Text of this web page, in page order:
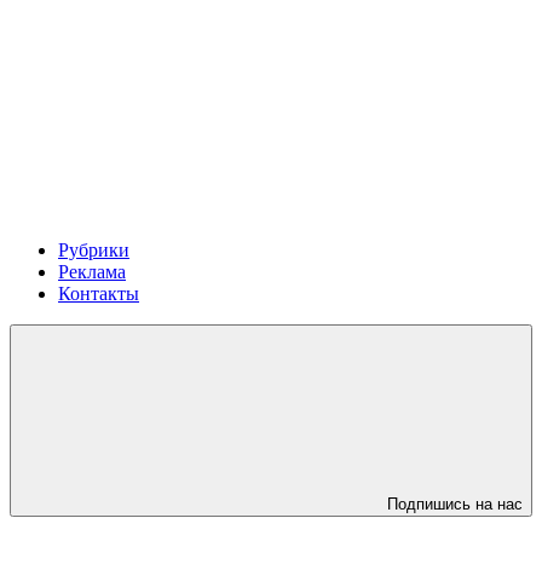
Рубрики
Реклама
Контакты
Подпишись на нас